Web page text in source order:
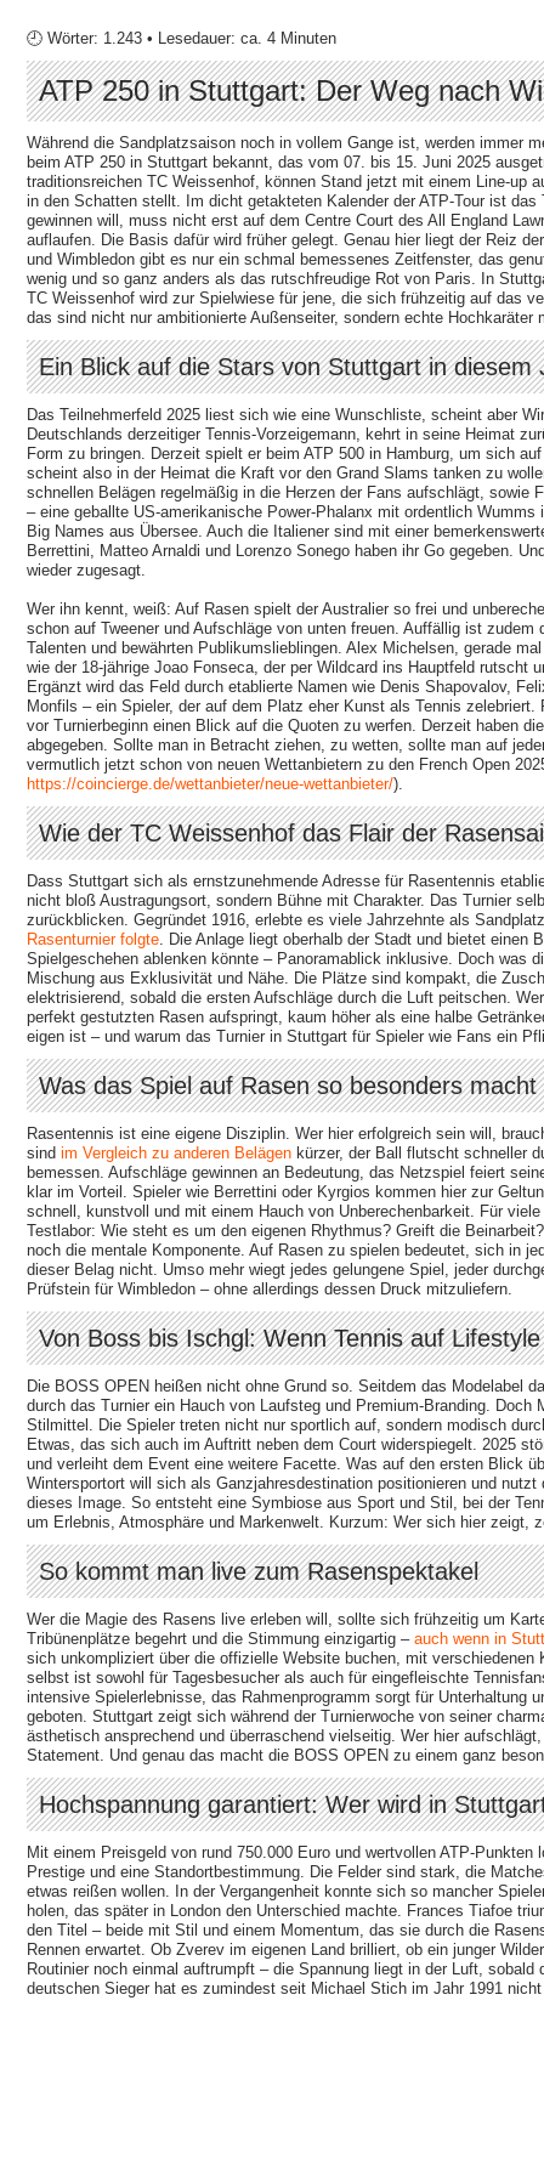
🕘 Wörter: 1.243 • Lesedauer: ca. 4 Minuten
ATP 250 in Stuttgart: Der Weg nach
Während die Sandplatzsaison noch in vollem Gange ist, werden immer
beim ATP 250 in Stuttgart bekannt, das vom 07. bis 15. Juni 2025
traditionsreichen TC Weissenhof, können Stand jetzt mit einem Line-up
in den Schatten stellt. Im dicht getakteten Kalender der ATP-Tour ist
gewinnen will, muss nicht erst auf dem Centre Court des All England
auflaufen. Die Basis dafür wird früher gelegt. Genau hier liegt der Reiz
und Wimbledon gibt es nur ein schmal bemessenes Zeitfenster, das
wenig und so ganz anders als das rutschfreudige Rot von Paris. In
TC Weissenhof wird zur Spielwiese für jene, die sich frühzeitig auf das
das sind nicht nur ambitionierte Außenseiter, sondern echte Hochkaräter
Ein Blick auf die Stars von Stuttgart in diesem
Das Teilnehmerfeld 2025 liest sich wie eine Wunschliste, scheint aber
Deutschlands derzeitiger Tennis-Vorzeigemann, kehrt in seine Heimat
Form zu bringen. Derzeit spielt er beim ATP 500 in Hamburg, um sich
scheint also in der Heimat die Kraft vor den Grand Slams tanken zu
schnellen Belägen regelmäßig in die Herzen der Fans aufschlägt, sowie
– eine geballte US-amerikanische Power-Phalanx mit ordentlich
Big Names aus Übersee. Auch die Italiener sind mit einer
Berrettini, Matteo Arnaldi und Lorenzo Sonego haben ihr Go gegeben.
wieder zugesagt.
Wer ihn kennt, weiß: Auf Rasen spielt der Australier so frei und
schon auf Tweener und Aufschläge von unten freuen. Auffällig ist zudem
Talenten und bewährten Publikumslieblingen. Alex Michelsen, gerade
wie der 18-jährige Joao Fonseca, der per Wildcard ins Hauptfeld rutscht
Ergänzt wird das Feld durch etablierte Namen wie Denis Shapovalov,
Monfils – ein Spieler, der auf dem Platz eher Kunst als Tennis
vor Turnierbeginn einen Blick auf die Quoten zu werfen. Derzeit haben
abgegeben. Sollte man in Betracht ziehen, zu wetten, sollte man auf
vermutlich jetzt schon von neuen Wettanbietern zu den French Open
https://coincierge.de/wettanbieter/neue-wettanbieter/).
Wie der TC Weissenhof das Flair der
Dass Stuttgart sich als ernstzunehmende Adresse für Rasentennis
nicht bloß Austragungsort, sondern Bühne mit Charakter. Das Turnier
zurückblicken. Gegründet 1916, erlebte es viele Jahrzehnte als
Rasenturnier folgte. Die Anlage liegt oberhalb der Stadt und bietet einen
Spielgeschehen ablenken könnte – Panoramablick inklusive. Doch was
Mischung aus Exklusivität und Nähe. Die Plätze sind kompakt, die
elektrisierend, sobald die ersten Aufschläge durch die Luft peitschen.
perfekt gestutzten Rasen aufspringt, kaum höher als eine halbe
eigen ist – und warum das Turnier in Stuttgart für Spieler wie Fans ein
Was das Spiel auf Rasen so besonders macht
Rasentennis ist eine eigene Disziplin. Wer hier erfolgreich sein will,
sind im Vergleich zu anderen Belägen kürzer, der Ball flutscht schneller
bemessen. Aufschläge gewinnen an Bedeutung, das Netzspiel feiert
klar im Vorteil. Spieler wie Berrettini oder Kyrgios kommen hier zur
schnell, kunstvoll und mit einem Hauch von Unberechenbarkeit. Für
Testlabor: Wie steht es um den eigenen Rhythmus? Greift die
noch die mentale Komponente. Auf Rasen zu spielen bedeutet, sich in
dieser Belag nicht. Umso mehr wiegt jedes gelungene Spiel, jeder
Prüfstein für Wimbledon – ohne allerdings dessen Druck mitzuliefern.
Von Boss bis Ischgl: Wenn Tennis auf
Die BOSS OPEN heißen nicht ohne Grund so. Seitdem das Modelabel
durch das Turnier ein Hauch von Laufsteg und Premium-Branding.
Stilmittel. Die Spieler treten nicht nur sportlich auf, sondern modisch
Etwas, das sich auch im Auftritt neben dem Court widerspiegelt. 2025
und verleiht dem Event eine weitere Facette. Was auf den ersten Blick
Wintersportort will sich als Ganzjahresdestination positionieren und
dieses Image. So entsteht eine Symbiose aus Sport und Stil, bei der
um Erlebnis, Atmosphäre und Markenwelt. Kurzum: Wer sich hier zeigt,
So kommt man live zum Rasenspektakel
Wer die Magie des Rasens live erleben will, sollte sich frühzeitig um
Tribünenplätze begehrt und die Stimmung einzigartig –auch wenn in
sich unkompliziert über die offizielle Website buchen, mit verschiedenen
selbst ist sowohl für Tagesbesucher als auch für eingefleischte
intensive Spielerlebnisse, das Rahmenprogramm sorgt für Unterhaltung
geboten. Stuttgart zeigt sich während der Turnierwoche von seiner
ästhetisch ansprechend und überraschend vielseitig. Wer hier
Statement. Und genau das macht die BOSS OPEN zu einem ganz
Hochspannung garantiert: Wer wird in
Mit einem Preisgeld von rund 750.000 Euro und wertvollen ATP-
Prestige und eine Standortbestimmung. Die Felder sind stark, die
etwas reißen wollen. In der Vergangenheit konnte sich so mancher
holen, das später in London den Unterschied machte. Frances Tiafoe
den Titel – beide mit Stil und einem Momentum, das sie durch die
Rennen erwartet. Ob Zverev im eigenen Land brilliert, ob ein junger
Routinier noch einmal auftrumpft – die Spannung liegt in der Luft,
deutschen Sieger hat es zumindest seit Michael Stich im Jahr 1991 nicht